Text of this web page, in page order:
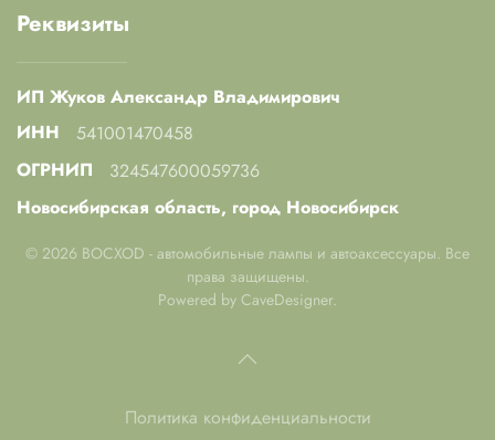
Реквизиты
ИП Жуков Александр Владимирович
ИНН
541001470458
ОГРНИП
324547600059736
Новосибирская область, город Новосибирск
© 2026 BOCXOD - автомобильные лампы и автоаксессуары. Все
права защищены.
Powered by CaveDesigner.
Политика конфиденциальности